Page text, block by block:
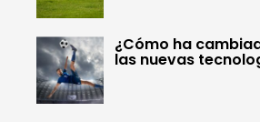
¿Cómo ha
las nuevas